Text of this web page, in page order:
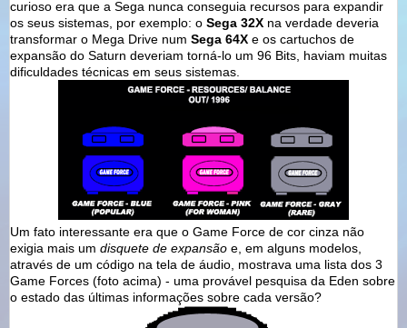
curioso era que a Sega nunca conseguia recursos para expandir
os seus sistemas, por exemplo: o Sega 32X na verdade deveria
transformar o Mega Drive num Sega 64X e os cartuchos de
expansão do Saturn deveriam torná-lo um 96 Bits, haviam muitas
dificuldades técnicas em seus sistemas.
Um fato interessante era que o Game Force de cor cinza não
exigia mais um disquete de expansão e, em alguns modelos,
através de um código na tela de áudio, mostrava uma lista dos 3
Game Forces (foto acima) - uma provável pesquisa da Eden sobre
o estado das últimas informações sobre cada versão?